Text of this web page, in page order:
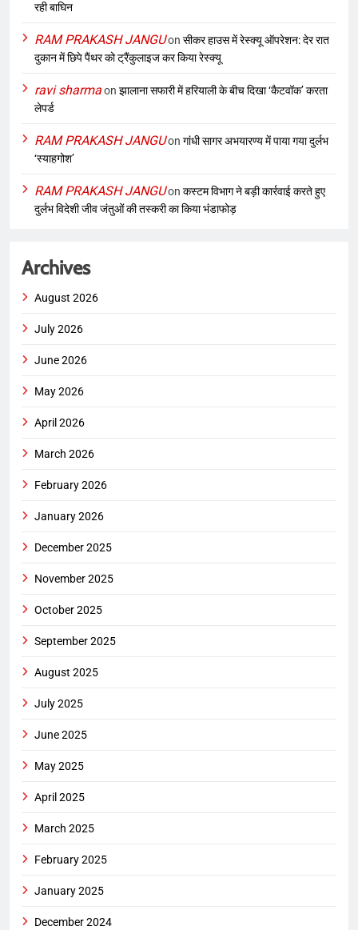
रही बाघिन
RAM PRAKASH JANGUon सीकर हाउस में रेस्क्यू ऑपरेशन: देर रात
दुकान में छिपे पैंथर को ट्रैंकुलाइज कर किया रेस्क्यू
ravi sharmaon झालाना सफारी में हरियाली के बीच दिखा ‘कैटवॉक’ करता
लेपर्ड
RAM PRAKASH JANGUon गांधी सागर अभयारण्य में पाया गया दुर्लभ
‘स्याहगोश’
RAM PRAKASH JANGUon कस्टम विभाग ने बड़ी कार्रवाई करते हुए
दुर्लभ विदेशी जीव जंतुओं की तस्करी का किया भंडाफोड़
Archives
August 2026
July 2026
June 2026
May 2026
April 2026
March 2026
February 2026
January 2026
December 2025
November 2025
October 2025
September 2025
August 2025
July 2025
June 2025
May 2025
April 2025
March 2025
February 2025
January 2025
December 2024